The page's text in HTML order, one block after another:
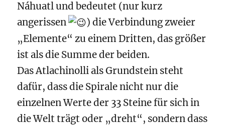
Náhuatl und bedeutet (nur kurz
angerissen
) die Verbindung zweier
„Elemente“ zu einem Dritten, das größer
ist als die Summe der beiden.
Das Atlachinolli als Grundstein steht
dafür, dass die Spirale nicht nur die
einzelnen Werte der 33 Steine für sich in
die Welt trägt oder „dreht“, sondern dass